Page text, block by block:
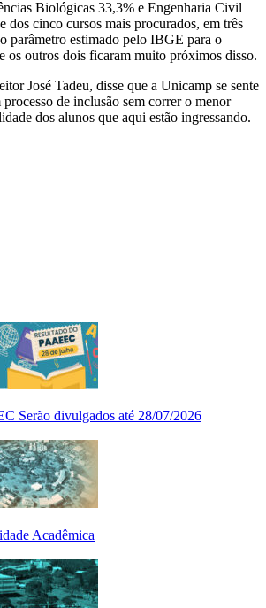
Biológicas 33,3% e Engenharia Civil
dos cinco cursos mais procurados, em três
parâmetro estimado pelo IBGE para o
os outros dois ficaram muito próximos disso.
José Tadeu, disse que a Unicamp se sente
de inclusão sem correr o menor
dos alunos que aqui estão ingressando.
Serão divulgados até 28/07/2026
Acadêmica